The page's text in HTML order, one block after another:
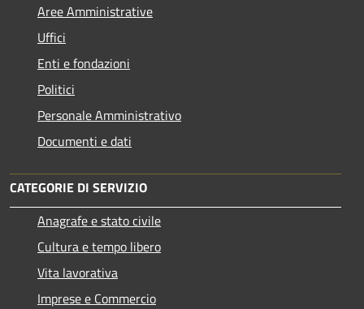
Aree Amministrative
Uffici
Enti e fondazioni
Politici
Personale Amministrativo
Documenti e dati
CATEGORIE DI SERVIZIO
Anagrafe e stato civile
Cultura e tempo libero
Vita lavorativa
Imprese e Commercio